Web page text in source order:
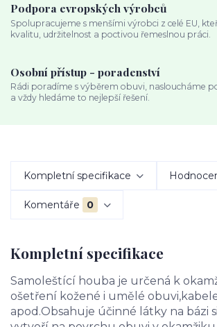
Podpora evropských výrobců
Spolupracujeme s menšími výrobci z celé EU,
kvalitu, udržitelnost a poctivou řemeslnou práci.
Osobní přístup - poradenství
Rádi poradíme s výběrem obuvi, nasloucháme
a vždy hledáme to nejlepší řešení.
Kompletní specifikace
Komentáře 0
Kompletní specifikace
Samoleštící houba je určená k
ošetření kožené i umělé
apod.Obsahuje účinné látky na bázi